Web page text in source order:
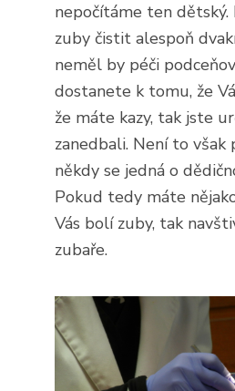
nepočítáme ten dětský.
zuby čistit alespoň
neměl by péči
dostanete k tomu, že
že máte kazy, tak jste
zanedbali. Není to však
někdy se jedná o
Pokud tedy máte
Vás bolí zuby, tak
zubaře.